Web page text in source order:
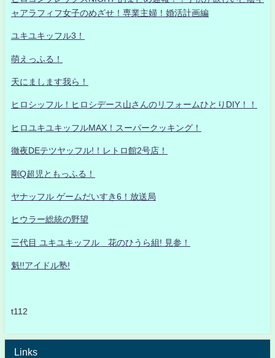
ャアラフィフ女子のめざせ！専業主婦！婚活計画編
ユキユキッフル3！
萌えっふる！
天にまします我ら！
ヒロシッフル！ヒロシデース山さんのリフォームひとりDIY！！
ヒロユキユキッフルMAX！スーパークッキング！
徹夜DEテツヤッフル!！レトロ館2号店！
剛Q超児ともっふる！
ヤナッフル ゲームだいすき6！放送局
ヒウラー総統の野望
三代目 ユキユキッフル 花のひうら組! 見参！
魁!!アイドル塾!
t112
Links